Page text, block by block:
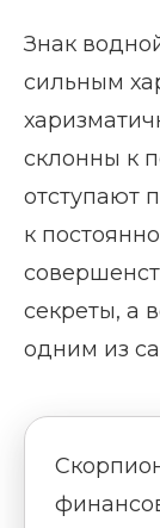
Знак
сильным
склонны к
отступают
к
секреты, а
одним из